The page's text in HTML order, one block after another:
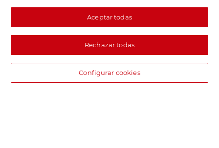
Aceptar todas
Rechazar todas
Configurar cookies